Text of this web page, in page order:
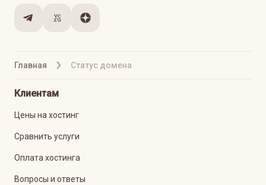
Главная Статус домена
Клиентам
Цены на хостинг
Сравнить услуги
Оплата хостинга
Вопросы и ответы